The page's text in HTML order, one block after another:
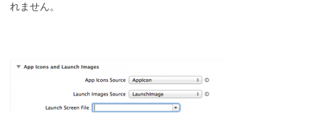
れません。